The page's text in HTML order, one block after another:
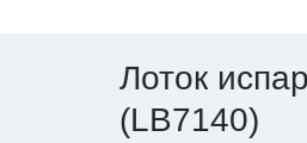
Лоток
(LB7140)